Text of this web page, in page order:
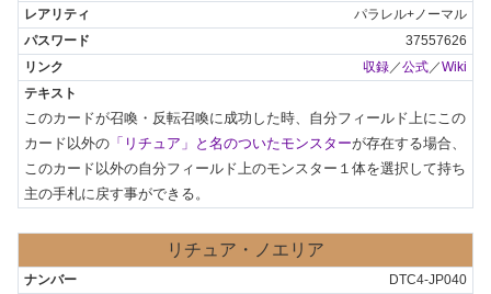
パラレル+ノーマル
37557626
収録 ／公式 ／Wiki
このカードが召喚・反転召喚に成功した時、自分フィールド上にこの
カード以外の 「リチュア」と名のついたモンスターが存在する場合、
このカード以外の自分フィールド上のモンスター１体を選択して持ち
主の手札に戻す事ができる。
リチュア・ノエリア
DTC4-JP040